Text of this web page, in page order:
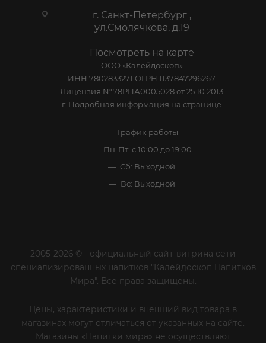
г. Санкт-Петербург ,
ул.Смолячкова, д.19
Посмотреть на карте
ООО «Калейдоскоп»
ИНН 7802833271 ОГРН 1137847296267
Лицензия №78РПА0005028 от 25.10.2013
г. Подробная информация на странице
График работы
Пн-Пт: с 10:00 до 19:00
Сб: Выходной
Вс: Выходной
2005-2026 © - официальный сайт-витрина сети
специализированных напитков "Калейдоскоп Напитков
Мира". Все права защищены.
Цены, характеристики и внешний вид товара в
магазинах могут отличаться от указанных на сайте.
Магазины «Напитки мира» не осуществляют